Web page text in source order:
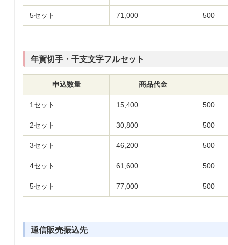
5セット 71,000 500
年賀切手・干支文字フルセット
申込数量 商品代金
1セット 15,400 500
2セット 30,800 500
3セット 46,200 500
4セット 61,600 500
5セット 77,000 500
通信販売振込先